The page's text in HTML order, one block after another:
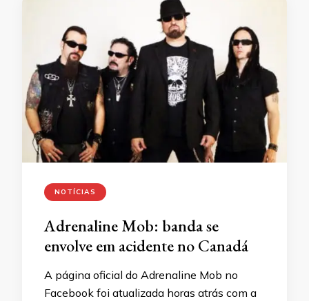
NOTÍCIAS
Adrenaline Mob: banda se
envolve em acidente no Canadá
A página oficial do Adrenaline Mob no
Facebook foi atualizada horas atrás com a